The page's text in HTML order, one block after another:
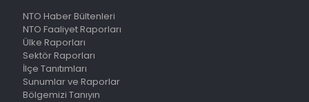
NTO Haber Bültenleri
NTO Faaliyet Raporları
Ülke Raporları
Sektör Raporları
İlçe Tanıtımları
Sunumlar ve Raporlar
Bölgemizi Tanıyın